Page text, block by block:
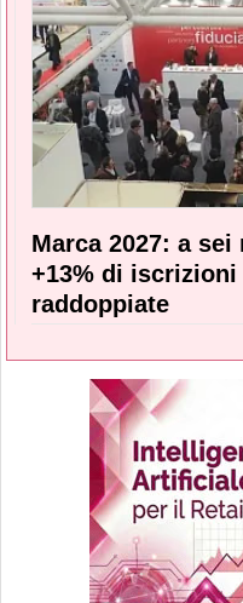
Marca 2027: a sei
+13% di iscrizioni
raddoppiate